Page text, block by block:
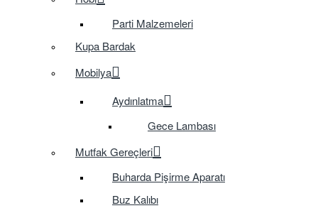
Parti Malzemeleri
Kupa Bardak
Mobilya
Aydınlatma
Gece Lambası
Mutfak Gereçleri
Buharda Pişirme Aparatı
Buz Kalıbı